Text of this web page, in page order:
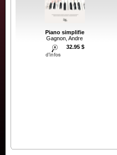
Piano simplifie
Gagnon, Andre
32.95 $